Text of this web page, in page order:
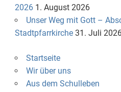
2026 1. August 2026
Unser Weg mit Gott –
Stadtpfarrkirche 31. Juli
Startseite
Wir über uns
Aus dem Schulleben